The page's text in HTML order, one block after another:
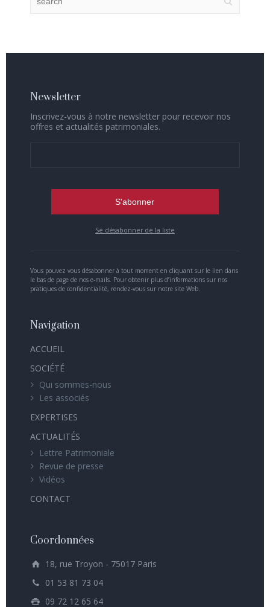
Newsletter
Inscrivez-vous à notre newsletter pour recevoir nos
offres et actualités patrimoniales.
Se désabonner de la liste
Vous pouvez vous désabonner à tout moment en cliquant sur le lien dans
le bas de page de nos e-mails. Pour obtenir plus d’informations sur nos
pratiques de confidentialité, rendez-vous sur notre site Web.
Navigation
ACCUEIL
SOCIÉTÉ
Qui sommes-nous
Les associés
EXPERTISES
ACTUALITÉS
Lettre Patrimoniale
Revue de presse
Vidéos
CONTACT
Coordonnées
18, rue Troyon - 75017 Paris
01 53 81 73 04
09 72 12 65 64